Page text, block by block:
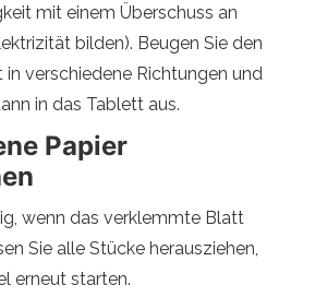
mit einem Überschuss an
bilden). Beugen Sie den
in verschiedene Richtungen und
in das Tablett aus.
Papier
wenn das verklemmte Blatt
Sie alle Stücke herausziehen,
erneut starten.